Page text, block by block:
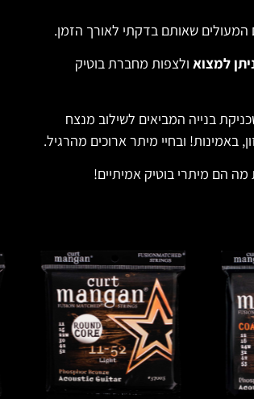
המעולים שאותם בדקתי לאורך הזמן.
למצוא ולצפות מחברת בוטיק
בנייה המביאים לשילוב מנצח
באמינות! ובחיי מיתר ארוכים מהרגיל.